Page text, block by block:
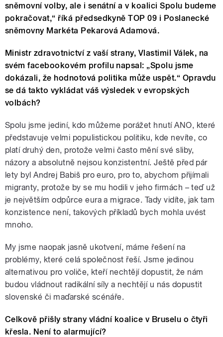
sněmovní volby, ale i senátní a v koalici Spolu budeme
pokračovat,“ říká předsedkyně TOP 09 i Poslanecké
sněmovny Markéta Pekarová Adamová.
Ministr zdravotnictví z vaší strany, Vlastimil Válek, na
svém facebookovém profilu napsal: „Spolu jsme
dokázali, že hodnotová politika může uspět.“ Opravdu
se dá takto vykládat váš výsledek v evropských
volbách?
Spolu jsme jediní, kdo můžeme porážet hnutí ANO, které
představuje velmi populistickou politiku, kde nevíte, co
platí druhý den, protože velmi často mění své sliby,
názory a absolutně nejsou konzistentní. Ještě před pár
lety byl Andrej Babiš pro euro, pro to, abychom přijímali
migranty, protože by se mu hodili v jeho firmách – teď už
je největším odpůrce eura a migrace. Tady vidíte, jak tam
konzistence není, takových příkladů bych mohla uvést
mnoho.
My jsme naopak jasně ukotvení, máme řešení na
problémy, které celá společnost řeší. Jsme jedinou
alternativou pro voliče, kteří nechtějí dopustit, že nám
budou vládnout radikální síly a nechtějí u nás dopustit
slovenské či maďarské scénáře.
Celkově přišly strany vládní koalice v Bruselu o čtyři
křesla. Není to alarmující?